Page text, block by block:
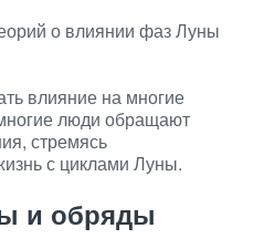
о влиянии фаз Луны
влияние на многие
люди обращают
стремясь
с циклами Луны.
и обряды